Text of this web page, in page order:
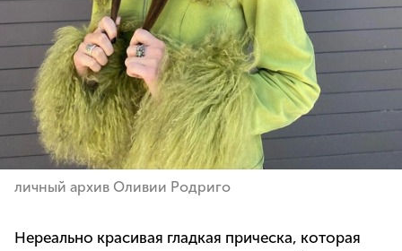
личный архив Оливии Родриго
Нереально красивая гладкая прическа, которая